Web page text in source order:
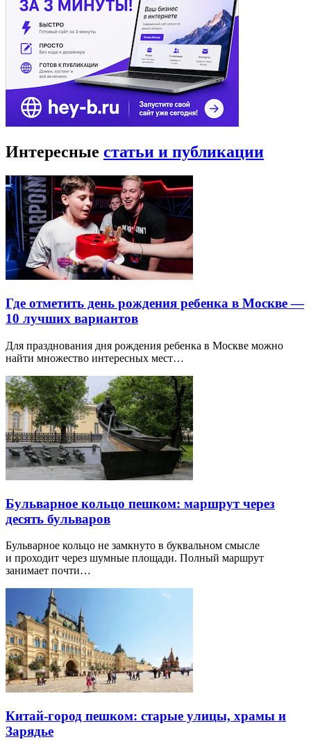
Интересные статьи и публикации
Где отметить день рождения ребенка в Москве —
10 лучших вариантов
Для празднования дня рождения ребенка в Москве можно
найти множество интересных мест…
Бульварное кольцо пешком: маршрут через
десять бульваров
Бульварное кольцо не замкнуто в буквальном смысле
и проходит через шумные площади. Полный маршрут
занимает почти…
Китай-город пешком: старые улицы, храмы и
Зарядье